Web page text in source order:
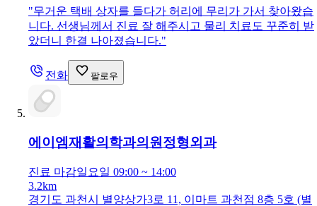
"무거운 택배 상자를 들다가 허리에 무리가 가서 찾아왔습
니다. 선생님께서 진료 잘 해주시고 물리 치료도 꾸준히 받
았더니 한결 나아졌습니다."
전화 팔로우
에이엠재활의학과의원 정형외과
진료 마감일요일 09:00 ~ 14:00
3.2km
경기도 과천시 별양상가3로 11, 이마트 과천점 8층 5호 (별